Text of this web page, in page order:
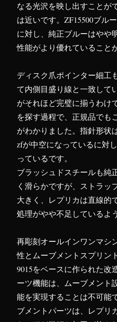
なる光沢を映し出すことが
は近いです。ZF15500ブル
に対し、純正ブルーはやや
性能がより優れていること
ディスク爪ポインター細工
て内側目盛り線と一致して
がそれほど完璧に揃うわけ
を探す過程で、正規品でも
がわかりました。指針形状
zfが中空になっているに対
っているです。
ブラッシュドスチールも純
く滑らかですが、ストラッ
大きく、レプリカは直線的
処理がやや不足しているよ
再彫刻オールインワンマシ
性とムーブメントスプリン
9015をベースに作られた改
ーツ機能は、ムーブメント
能を実現することは不可能
ブメントパーツは、レプリ